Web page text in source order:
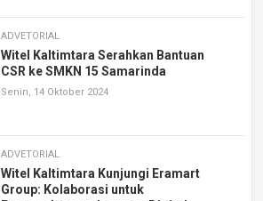
ADVETORIAL
Witel Kaltimtara Serahkan Bantuan
CSR ke SMKN 15 Samarinda
Senin, 14 Oktober 2024
ADVETORIAL
Witel Kaltimtara Kunjungi Eramart
Group: Kolaborasi untuk